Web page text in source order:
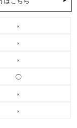
×
×
×
◯
×
×